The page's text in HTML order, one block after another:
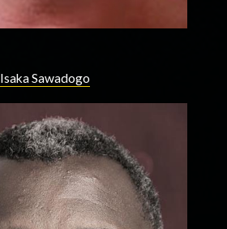
Isaka Sawadogo